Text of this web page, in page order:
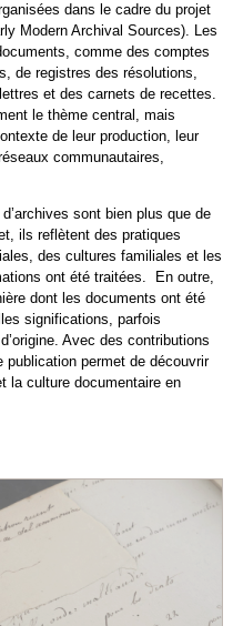
dans le cadre du projet
Modern Archival Sources). Les
comme des comptes
de registres des résolutions,
et des carnets de recettes.
le thème central, mais
de leur production, leur
communautaires,
sont bien plus que de
ils reflètent des pratiques
des cultures familiales et les
ont été traitées. En outre,
dont les documents ont été
significations, parfois
Avec des contributions
permet de découvrir
la culture documentaire en